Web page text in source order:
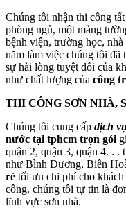
Chúng tôi nhận thi công
phòng ngủ, một mảng
bệnh viện, trường học,
năm làm việc chúng tôi
sự hài lòng tuyệt đối của
như chất lượng của công
THI CÔNG SƠN NHÀ,
Chúng tôi cung cấp dịch
nước tại tphcm trọn gói
quận 2, quận 3, quận 4. . .
như Bình Dương, Biên
rẻ tối ưu chi phí cho khách
công, chúng tôi tự tin là
lĩnh vực sơn nhà.